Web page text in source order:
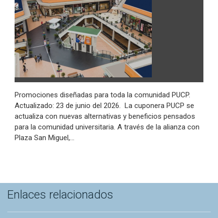
Promociones diseñadas para toda la comunidad PUCP.
Actualizado: 23 de junio del 2026. La cuponera PUCP se
actualiza con nuevas alternativas y beneficios pensados
para la comunidad universitaria. A través de la alianza con
Plaza San Miguel,…
Enlaces relacionados